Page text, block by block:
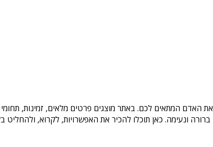
האדם המתאים לכם. באתר מוצגים פרטים מלאים, זמינות,
ונעימה. כאן תוכלו להכיר את האפשרויות, לקרוא,